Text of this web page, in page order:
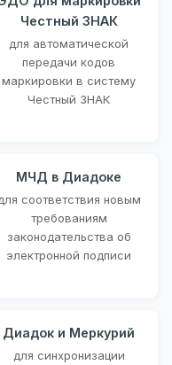
Честный ЗНАК
для автоматической
передачи кодов
маркировки в систему
Честный ЗНАК
МЧД в Диадоке
соответствия новым
требованиям
законодательства об
электронной подписи
Диадок и Меркурий
для синхронизации